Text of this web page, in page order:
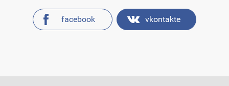
facebook vkontakte